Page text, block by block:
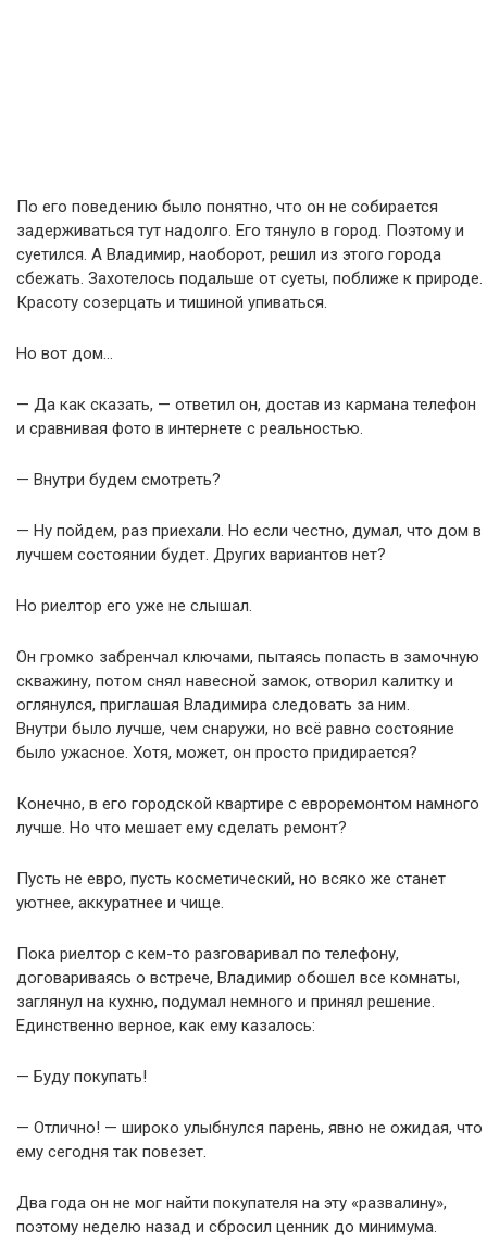
По его поведению было понятно, что он не собирается
задерживаться тут надолго. Его тянуло в город. Поэтому и
суетился. А Владимир, наоборот, решил из этого города
сбежать. Захотелось подальше от суеты, поближе к природе.
Красоту созерцать и тишиной упиваться.
Но вот дом…
— Да как сказать, — ответил он, достав из кармана телефон
и сравнивая фото в интернете с реальностью.
— Внутри будем смотреть?
— Ну пойдем, раз приехали. Но если честно, думал, что дом в
лучшем состоянии будет. Других вариантов нет?
Но риелтор его уже не слышал.
Он громко забренчал ключами, пытаясь попасть в замочную
скважину, потом снял навесной замок, отворил калитку и
оглянулся, приглашая Владимира следовать за ним.
Внутри было лучше, чем снаружи, но всё равно состояние
было ужасное. Хотя, может, он просто придирается?
Конечно, в его городской квартире с евроремонтом намного
лучше. Но что мешает ему сделать ремонт?
Пусть не евро, пусть косметический, но всяко же станет
уютнее, аккуратнее и чище.
Пока риелтор с кем-то разговаривал по телефону,
договариваясь о встрече, Владимир обошел все комнаты,
заглянул на кухню, подумал немного и принял решение.
Единственно верное, как ему казалось:
— Буду покупать!
— Отлично! — широко улыбнулся парень, явно не ожидая, что
ему сегодня так повезет.
Два года он не мог найти покупателя на эту «развалину»,
поэтому неделю назад и сбросил ценник до минимума.